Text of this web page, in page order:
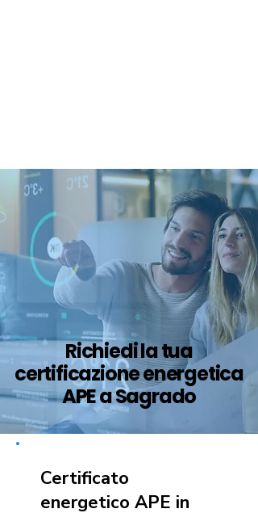
Richiedi la tua
certificazione energetica
APE a Sagrado
Certificato
energetico APE in